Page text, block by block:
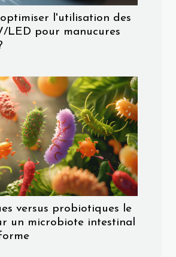
l'utilisation des
LED pour manucures
versus probiotiques le
un microbiote intestinal